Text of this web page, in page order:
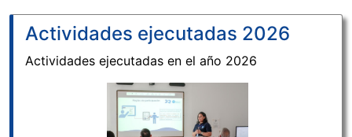
Actividades ejecutadas 2026
Actividades ejecutadas en el año 2026